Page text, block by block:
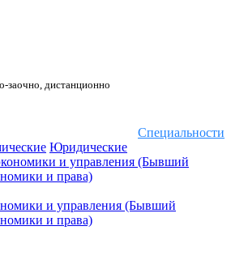
заочно, дистанционно
Специальности
Юридические
и управления (Бывший
и права)